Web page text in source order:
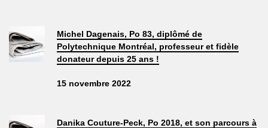
Michel Dagenais, Po 83, diplômé de
Polytechnique Montréal, professeur et fidèle
donateur depuis 25 ans !
15 novembre 2022
Danika Couture-Peck, Po 2018, et son parcours à